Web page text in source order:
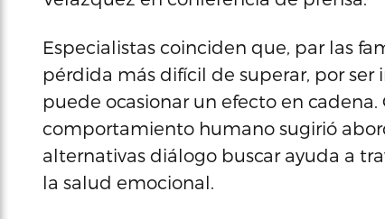
Especialistas coinciden que, par las
pérdida más difícil de superar, por
puede ocasionar un efecto en
comportamiento humano sugirió
alternativas diálogo buscar ayuda a
la salud emocional.